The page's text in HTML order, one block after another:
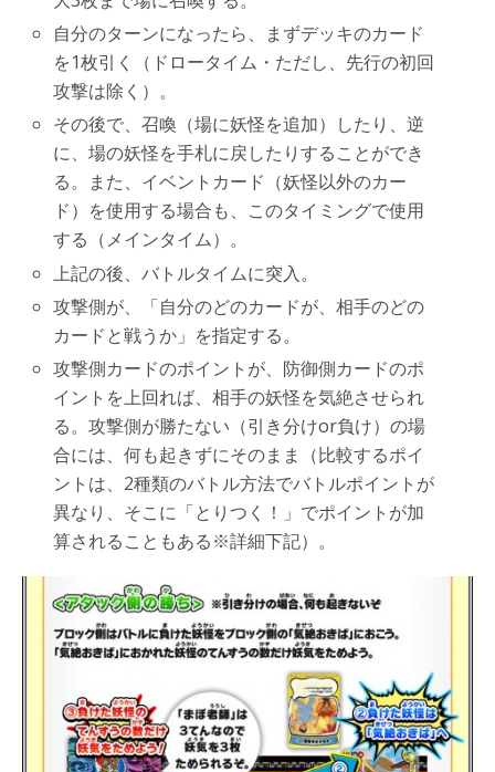
自分のターンになったら、まずデッキのカード
を1枚引く（ドロータイム・ただし、先行の初回
攻撃は除く）。
その後で、召喚（場に妖怪を追加）したり、逆
に、場の妖怪を手札に戻したりすることができ
る。また、イベントカード（妖怪以外のカー
ド）を使用する場合も、このタイミングで使用
する（メインタイム）。
上記の後、バトルタイムに突入。
攻撃側が、「自分のどのカードが、相手のどの
カードと戦うか」を指定する。
攻撃側カードのポイントが、防御側カードのポ
イントを上回れば、相手の妖怪を気絶させられ
る。攻撃側が勝たない（引き分けor負け）の場
合には、何も起きずにそのまま（比較するポイ
ントは、2種類のバトル方法でバトルポイントが
異なり、そこに「とりつく！」でポイントが加
算されることもある※詳細下記）。